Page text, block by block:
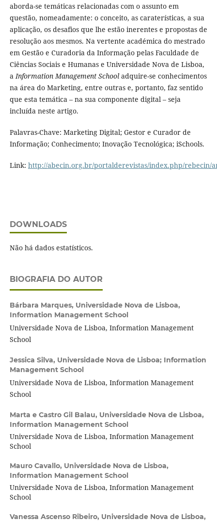
aborda-se temáticas relacionadas com o assunto em
questão, nomeadamente: o conceito, as caraterísticas, a sua
aplicação, os desafios que lhe estão inerentes e propostas de
resolução aos mesmos. Na vertente académica do mestrado
em Gestão e Curadoria da Informação pelas Faculdade de
Ciências Sociais e Humanas e Universidade Nova de Lisboa,
aInformation Management Schooladquire-se conhecimentos
na área do Marketing, entre outras e, portanto, faz sentido
que esta temática – na sua componente digital – seja
incluída neste artigo.
Palavras-Chave: Marketing Digital; Gestor e Curador de
Informação; Conhecimento; Inovação Tecnológica; iSchools.
Link: http://abecin.org.br/portalderevistas/index.php/rebecin/
DOWNLOADS
Não há dados estatísticos.
BIOGRAFIA DO AUTOR
Bárbara Marques, Universidade Nova de Lisboa,
Information Management School
Universidade Nova de Lisboa, Information Management
School
Jessica Silva, Universidade Nova de Lisboa; Information
Management School
Universidade Nova de Lisboa, Information Management
School
Marta e Castro Gil Balau, Universidade Nova de Lisboa,
Information Management School
Universidade Nova de Lisboa, Information Management
School
Mauro Cavallo, Universidade Nova de Lisboa,
Information Management School
Universidade Nova de Lisboa, Information Management
School
Vanessa Ascenso Ribeiro, Universidade Nova de Lisboa,